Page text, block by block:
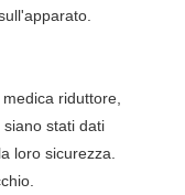
riduttore,
stati dati
loro sicurezza.